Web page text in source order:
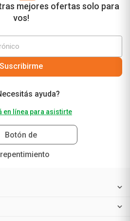
mejores ofertas solo para
vos!
Suscribirme
ayuda?
en línea para asistirte
Botón de